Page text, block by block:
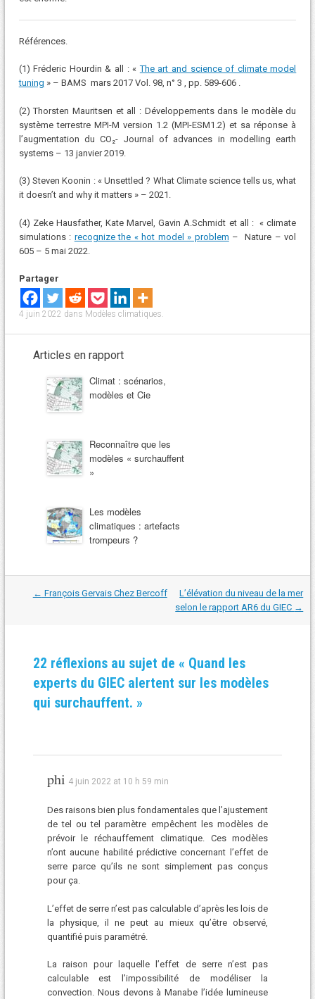
Références.
(1) Fréderic Hourdin & all : «The art and science of climate model
tuning » – BAMS mars 2017 Vol. 98, n° 3 , pp. 589-606 .
(2) Thorsten Mauritsen et all : Développements dans le modèle du
système terrestre MPI-M version 1.2 (MPI-ESM1.2) et sa réponse à
l’augmentation du CO₂- Journal of advances in modelling earth
systems – 13 janvier 2019.
(3) Steven Koonin : « Unsettled ? What Climate science tells us, what
it doesn’t and why it matters » – 2021.
(4) Zeke Hausfather, Kate Marvel, Gavin A.Schmidt et all : « climate
simulations : recognize the « hot model » problem – Nature – vol
605 – 5 mai 2022.
Partager
4 juin 2022 dans Modèles climatiques.
Articles en rapport
Climat : scénarios,
modèles et Cie
Reconnaître que les
modèles « surchauffent
»
Les modèles
climatiques : artefacts
trompeurs ?
Navigation
← François Gervais Chez Bercoff
L’élévation du niveau de la mer
selon le rapport AR6 du GIEC →
22 réflexions au sujet de « Quand les
experts du GIEC alertent sur les modèles
qui surchauffent. »
phi 4 juin 2022 at 10 h 59 min
Des raisons bien plus fondamentales que l’ajustement
de tel ou tel paramètre empêchent les modèles de
prévoir le réchauffement climatique. Ces modèles
n’ont aucune habilité prédictive concernant l’effet de
serre parce qu’ils ne sont simplement pas conçus
pour ça.
L’effet de serre n’est pas calculable d’après les lois de
la physique, il ne peut au mieux qu’être observé,
quantifié puis paramétré.
La raison pour laquelle l’effet de serre n’est pas
calculable est l’impossibilité de modéliser la
convection. Nous devons à Manabe l’idée lumineuse